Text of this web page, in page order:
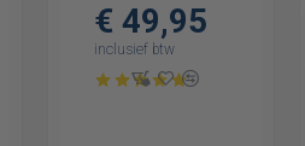
Volt
€ 49,95
inclusief btw